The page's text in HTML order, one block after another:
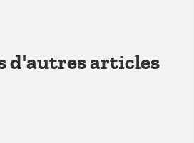
d'autres articles